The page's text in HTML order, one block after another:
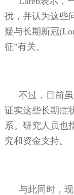
扰，并认为这些
疑与长期新冠
征”有关。
不过，目前
证实这些长期症
系。研究人员也
究和资金支持。
与此同时，